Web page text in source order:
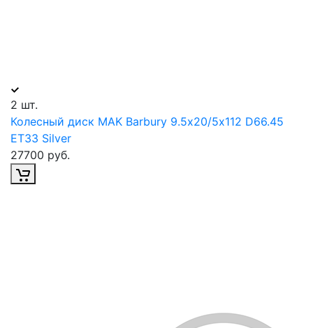
2 шт.
Колесный диск MAK Barbury 9.5х20/5х112 D66.45
ET33 Silver
27700 руб.